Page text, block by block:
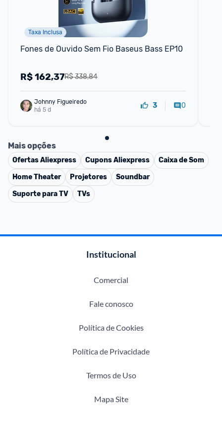
Taxa Inclusa
Fones de Ouvido Sem Fio Baseus Bass EP10
R$ 338,84
R$162,37
Johnny Figueiredo
há 5 d
3 0
Mais opções
OfertasAliexpress CuponsAliexpress
Caixa de Som
Home Theater
Projetores
Soundbar
Suporte para TV
TVs
Institucional
Comercial
Fale conosco
Política de Cookies
Política de Privacidade
Termos de Uso
Mapa Site